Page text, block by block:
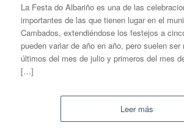
La Festa do Albariño es una de las
importantes de las que tienen lugar en el
Cambados, extendiéndose los festejos a
pueden variar de año en año, pero suelen
últimos del mes de julio y primeros del mes
[…]
Leer más